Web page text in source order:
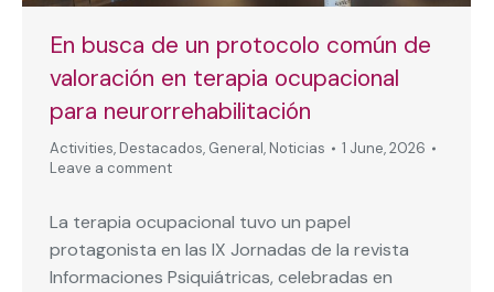
En busca de un protocolo común de
valoración en terapia ocupacional
para neurorrehabilitación
Activities, Destacados, General, Noticias
1 June, 2026
Leave a comment
La terapia ocupacional tuvo un papel
protagonista en las IX Jornadas de la revista
Informaciones Psiquiátricas, celebradas en